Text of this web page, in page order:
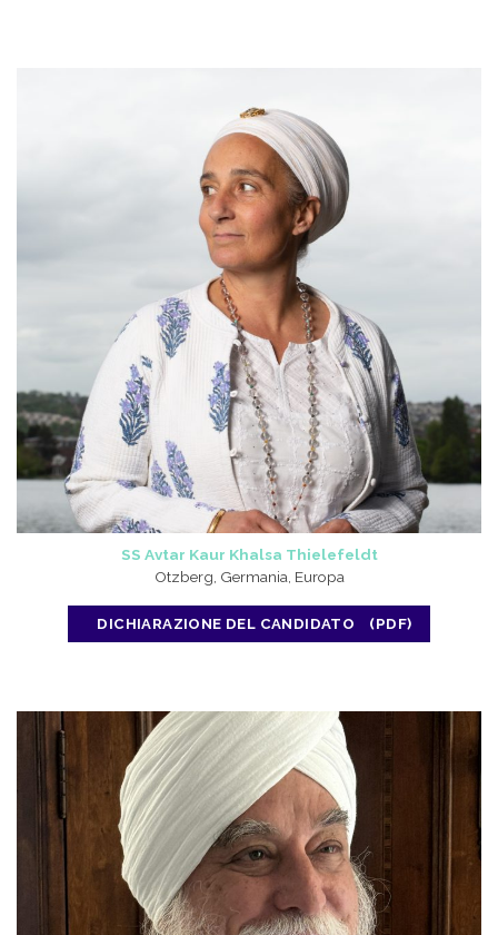
SS Avtar Kaur Khalsa Thielefeldt
Otzberg, Germania, Europa
DICHIARAZIONE DEL CANDIDATO